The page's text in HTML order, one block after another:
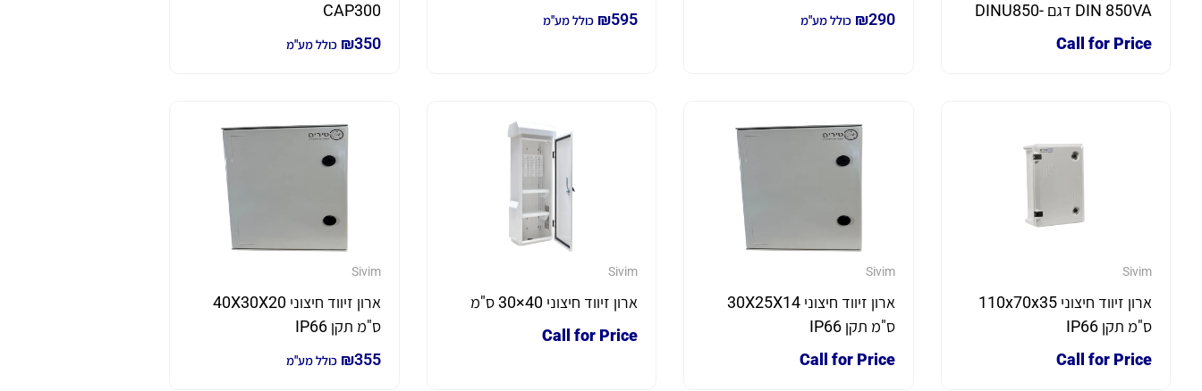
DIN 850VA דגם DINU850-
01 Advice DIN Rail UPS
Call for Price
₪290 כולל מע"מ
₪595 כולל מע"מ
CAP300
₪350 כולל מע"מ
Sivim
ארון זיווד חיצוני 110x70x35
ס"מ תקן IP66
Call for Price
Sivim
ארון זיווד חיצוני 30X25X14
ס"מ תקן IP66
Call for Price
Sivim
ארון זיווד חיצוני 40×30 ס"מ
Call for Price
Sivim
ארון זיווד חיצוני 40X30X20
ס"מ תקן IP66
₪355 כולל מע"מ